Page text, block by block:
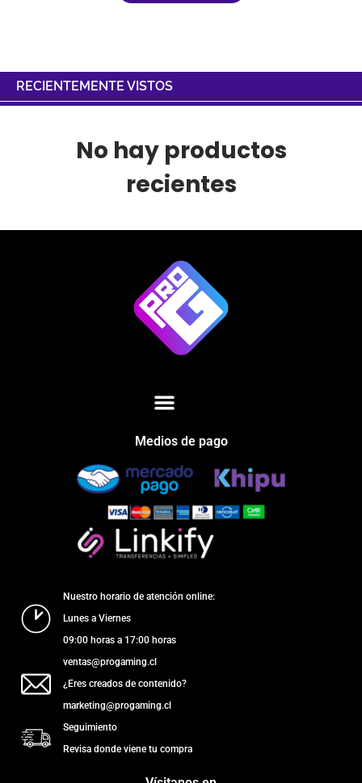
RECIENTEMENTE VISTOS
No hay productos
recientes
Medios de pago
Nuestro horario de atención online:
Lunes a Viernes
09:00 horas a 17:00 horas
ventas@progaming.cl
¿Eres creados de contenido?
marketing@progaming.cl
Seguimiento
Revisa donde viene tu compra